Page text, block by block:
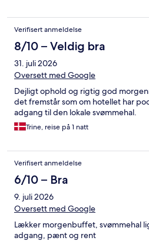
Verifisert anmeldelse
8/10 – Veldig bra
31. juli 2026
Oversett med Google
Dejligt ophold og rigtig god
det fremstår som om hotellet har
adgang til den lokale svømmehal.
Trine, reise på 1 natt
Verifisert anmeldelse
6/10 – Bra
9. juli 2026
Oversett med Google
Lækker morgenbuffet, svømmehal
adgang, pænt og rent